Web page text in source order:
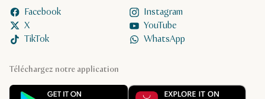
Téléchargez notre application
Facebook
Instagram
X
YouTube
TikTok
WhatsApp